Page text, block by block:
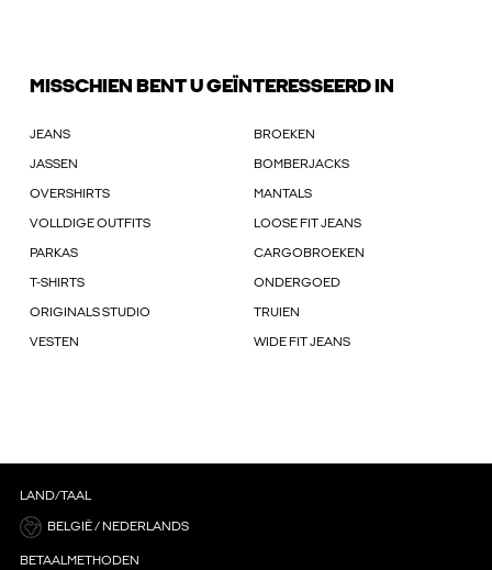
MISSCHIEN BENT U GEÏNTERESSEERD IN
JEANS BROEKEN
JASSEN BOMBERJACKS
OVERSHIRTS MANTALS
VOLLDIGE OUTFITS LOOSE FIT JEANS
PARKAS CARGOBROEKEN
T-SHIRTS ONDERGOED
ORIGINALS STUDIO TRUIEN
VESTEN WIDE FIT JEANS
LAND/TAAL
BELGIË / NEDERLANDS
BETAALMETHODEN